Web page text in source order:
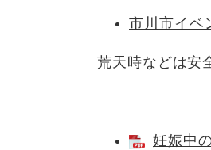
市川市イベ
荒天時などは安
妊娠中